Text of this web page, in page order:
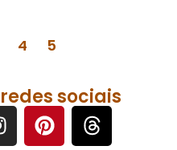
4 5
sociais